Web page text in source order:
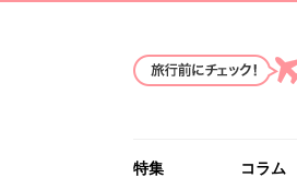
特集 コラム